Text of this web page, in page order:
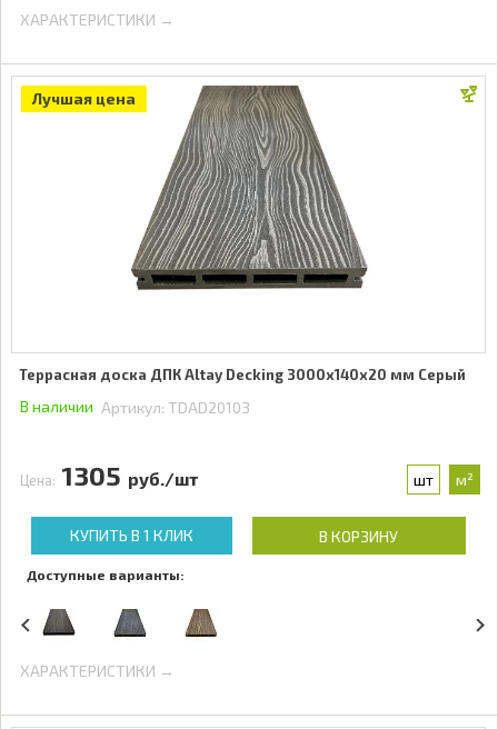
ХАРАКТЕРИСТИКИ →
Лучшая цена
Террасная доска ДПК Altay Decking 3000х140х20 мм Серый
В наличии Артикул: TDAD20103
Цена: 1305 руб./шт шт м²
КУПИТЬ В 1 КЛИК В КОРЗИНУ
Доступные варианты:
ХАРАКТЕРИСТИКИ →